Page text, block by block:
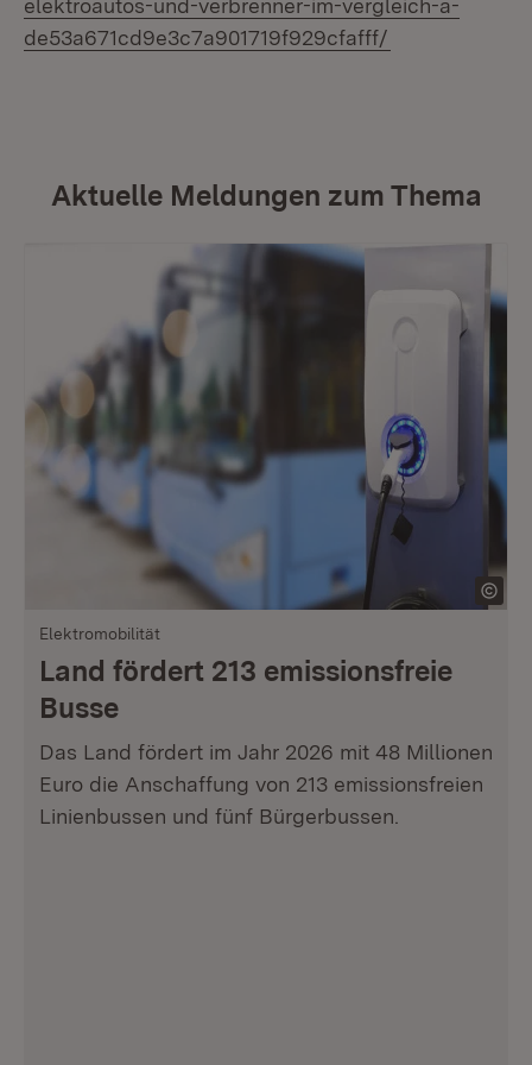
de53a671cd9e3c7a901719f929cfafff/
Aktuelle Meldungen zum Thema
Elektromobilität
Land fördert 213 emissionsfreie
Busse
Das Land fördert im Jahr 2026 mit 48 Millionen
Euro die Anschaffung von 213 emissionsfreien
Linienbussen und fünf Bürgerbussen.